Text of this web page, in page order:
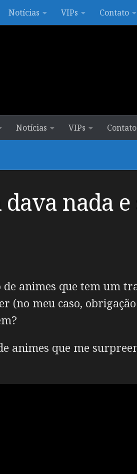
Notícias VIPs Contato
Notícias VIPs Contato
nada
de animes que tem um
(no meu caso,
animes que me